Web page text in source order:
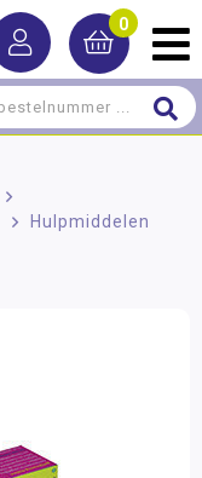
0
>
> Hulpmiddelen